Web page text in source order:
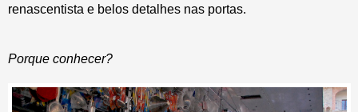
renascentista e belos detalhes nas portas.
Porque conhecer?